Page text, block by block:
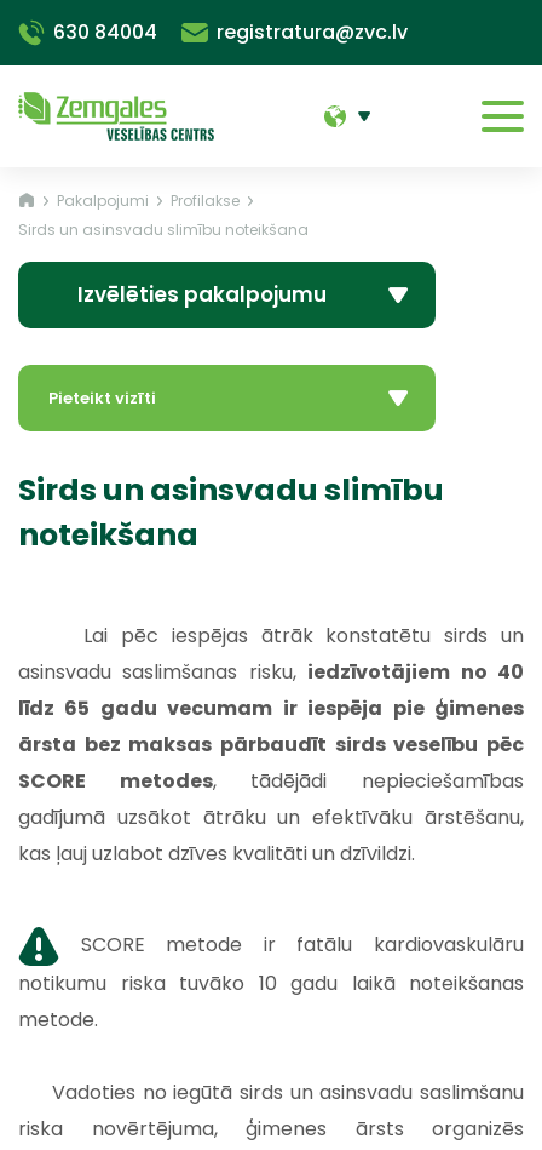
630 84004 registratura@zvc.lv
Pakalpojumi
Profilakse
Sirds un asinsvadu slimību noteikšana
Izvēlēties pakalpojumu
Sirds un asinsvadu slimību
noteikšana
Lai pēc iespējas ātrāk konstatētu sirds un
asinsvadu saslimšanas risku, iedzīvotājiem no 40
līdz 65 gadu vecumam ir iespēja pie ģimenes
ārsta bez maksas pārbaudīt sirds veselību pēc
SCORE metodes, tādējādi nepieciešamības
gadījumā uzsākot ātrāku un efektīvāku ārstēšanu,
kas ļauj uzlabot dzīves kvalitāti un dzīvildzi.
SCORE metode ir fatālu kardiovaskulāru
notikumu riska tuvāko 10 gadu laikā noteikšanas
metode.
Vadoties no iegūtā sirds un asinsvadu saslimšanu
riska novērtējuma, ģimenes ārsts organizēs
Pieteikt vizīti